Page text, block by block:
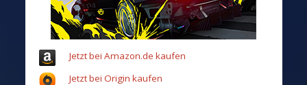
Jetzt bei Amazon.de kaufen
Jetzt bei Origin kaufen